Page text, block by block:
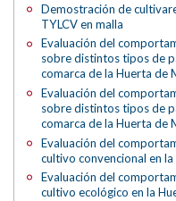
Demostración de
TYLCV en malla
Evaluación del
sobre distintos tipos de
comarca de la Huerta de
Evaluación del
sobre distintos tipos de
comarca de la Huerta de
Evaluación del
cultivo convencional en
Evaluación del
cultivo ecológico en la